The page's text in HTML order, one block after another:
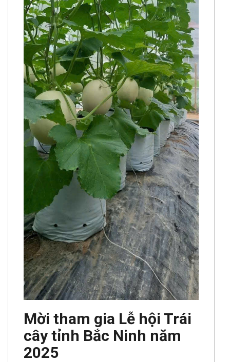
Mời tham gia Lễ hội Trái
cây tỉnh Bắc Ninh năm
2025